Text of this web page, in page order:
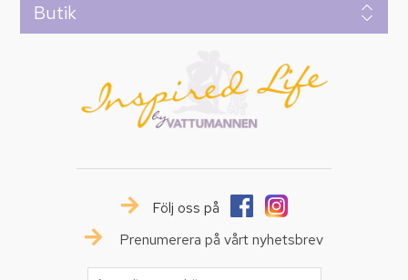
Butik
Följ oss på
Prenumerera på vårt nyhetsbrev